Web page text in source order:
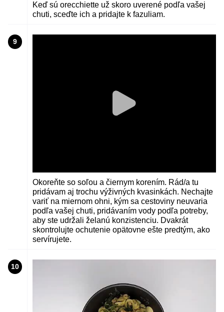
Keď sú orecchiette už skoro uverené podľa vašej
chuti, sceďte ich a pridajte k fazuliam.
9
Okoreňte so soľou a čiernym korením. Rád/a tu
pridávam aj trochu výživných kvasinkách. Nechajte
variť na miernom ohni, kým sa cestoviny neuvaria
podľa vašej chuti, pridávaním vody podľa potreby,
aby ste udržali želanú konzistenciu. Dvakrát
skontrolujte ochutenie opätovne ešte predtým, ako
servírujete.
10